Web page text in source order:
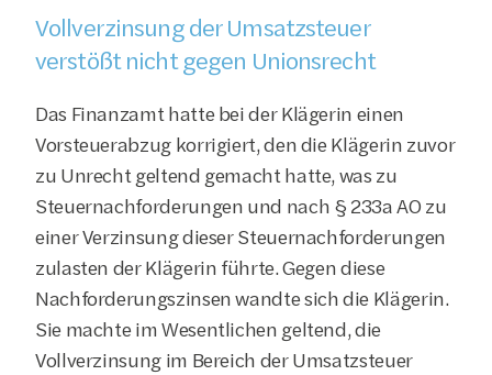
Vollverzinsung der Umsatzsteuer
verstößt nicht gegen Unionsrecht
Das Finanzamt hatte bei der Klägerin einen
Vorsteuerabzug korrigiert, den die Klägerin zuvor
zu Unrecht geltend gemacht hatte, was zu
Steuernachforderungen und nach § 233a AO zu
einer Verzinsung dieser Steuernachforderungen
zulasten der Klägerin führte. Gegen diese
Nachforderungszinsen wandte sich die Klägerin.
Sie machte im Wesentlichen geltend, die
Vollverzinsung im Bereich der Umsatzsteuer